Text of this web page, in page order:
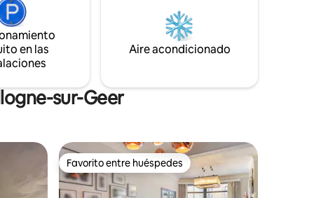
de la
Masaje relajante DUO de 50 min. en la
camilla de nuestra sala de masajes
Información después de la reserva
en las
Aire acondicionado
sur-Geer
Favorito entre huéspedes
Favorito entre huéspedes